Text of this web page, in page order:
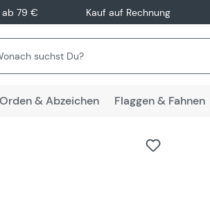
ab 79 € Kauf auf Rechnung
Orden & Abzeichen Flaggen & Fahnen